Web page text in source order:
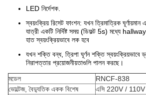
LED নির্দেশক.
স্বয়ংক্রিয় রিসেট ফাংশন: যখন ত্রিমাত্রিক
যাত্রী একটি নির্দিষ্ট সময় (ডিফল্ট 5s) মধ্যে
হাত স্বয়ংক্রিয়ভাবে লক হবে
যখন শক্তি বন্ধ, ত্রিপা ঘূর্ণন শক্তি স্বয়ংক্রিয়ভাবে
নিরাপত্তার প্রয়োজনীয়তাগুলি পালন করছে।
মডেল
RNCF-838
ভোল্টেজ, বৈদ্যুতিক একক বিশেষ
এসি 220V /